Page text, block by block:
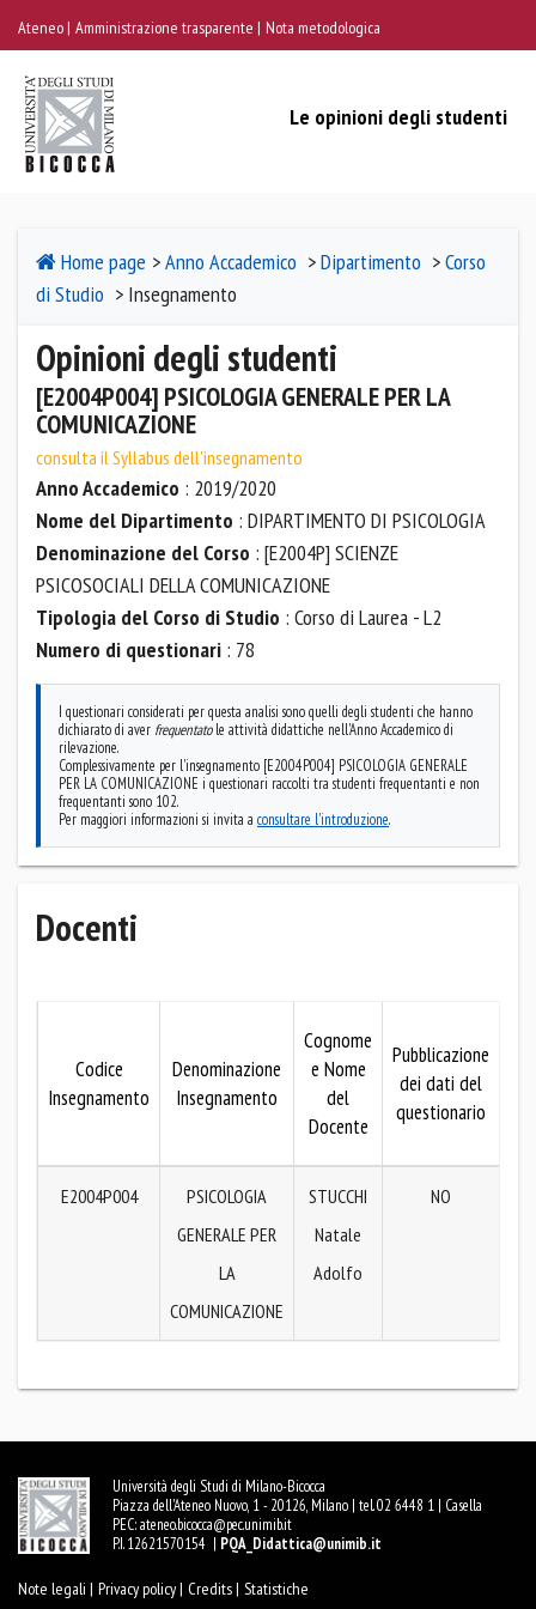
Ateneo Amministrazione trasparente Nota metodologica
Le opinioni degli studenti
Home page >Anno Accademico >Dipartimento >Corso
di Studio > Insegnamento
Opinioni degli studenti
[E2004P004] PSICOLOGIA GENERALE PER LA
COMUNICAZIONE
consulta il Syllabus dell'insegnamento
Anno Accademico : 2019/2020
Nome del Dipartimento : DIPARTIMENTO DI PSICOLOGIA
Denominazione del Corso : [E2004P] SCIENZE
PSICOSOCIALI DELLA COMUNICAZIONE
Tipologia del Corso di Studio : Corso di Laurea - L2
Numero di questionari : 78
I questionari considerati per questa analisi sono quelli degli studenti che hanno
dichiarato di aver frequentatole attività didattiche nell'Anno Accademico di
rilevazione.
Complessivamente per l'insegnamento [E2004P004] PSICOLOGIA GENERALE
PER LA COMUNICAZIONE i questionari raccolti tra studenti frequentanti e non
frequentanti sono 102.
Per maggiori informazioni si invita a consultare l'introduzione.
Docenti
Codice
Insegnamento
Denominazione
Insegnamento
Cognome
e Nome
del
Docente
Pubblicazione
dei dati del
questionario
E2004P004
PSICOLOGIA
GENERALE PER
LA
COMUNICAZIONE
STUCCHI
Natale
Adolfo
NO
Università degli Studi di Milano-Bicocca
Piazza dell'Ateneo Nuovo, 1 - 20126, Milano | tel. 02 6448 1 | Casella
PEC:ateneo.bicocca@pec.unimib.it
P.I. 12621570154 | PQA_Didattica@unimib.it
Note legali | Privacy policy | Credits | Statistiche